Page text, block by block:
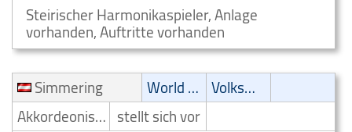
Steirischer Harmonikaspieler, Anlage
vorhanden, Auftritte vorhanden
Simmering
World Music
Volksmusik
Akkordeonist/Akkordeonspieler stellt sich vor